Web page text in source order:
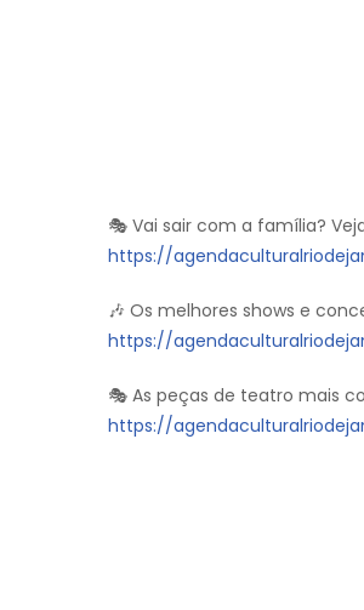
🎭 Vai sair com a família?
https://
🎶 Os melhores shows e
https://
🎭 As peças de teatro mais
https://